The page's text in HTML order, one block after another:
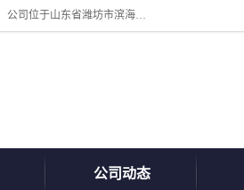
山东贝格曼化工有限公司主营：氯化镁、无水氯化钙、矿用阻化剂、煤矿悬浮剂、道路抑尘剂、氢氧化镁，防灭火剂等，公司位于山东省潍坊市滨海经济开发区,是专业从事对各种精细化工集研究、开发、制造于一体的现代化大型跨境化工企业，公司本着诚信经营、给每一位客户提供专业服务。
公司动态